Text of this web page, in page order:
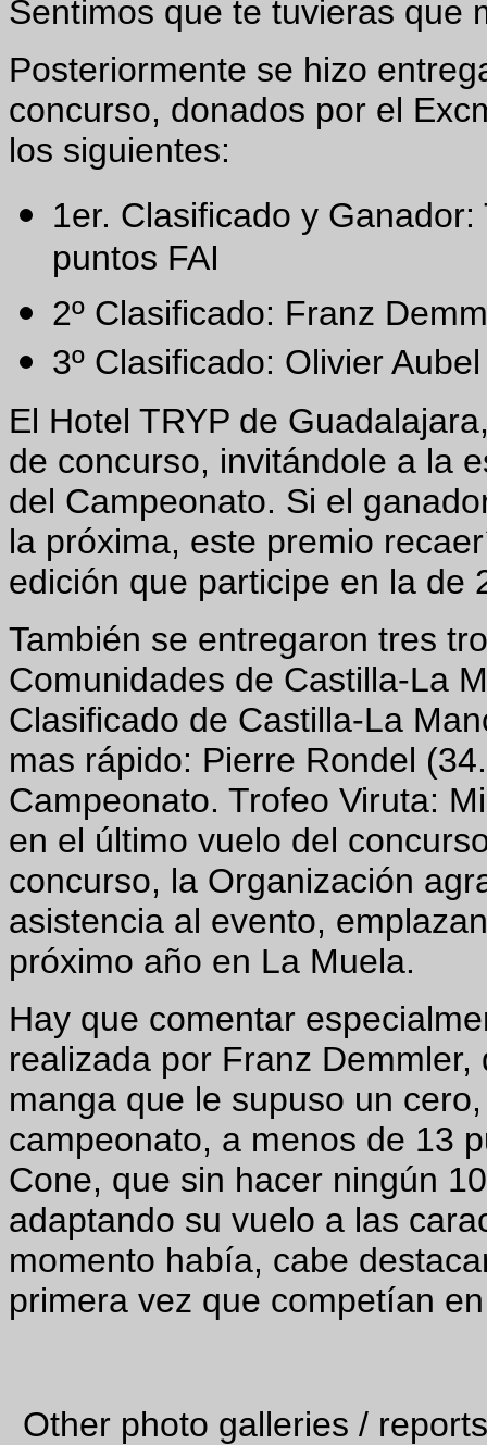
Sentimos que te tuvieras que
Posteriormente se hizo
concurso, donados por el
los siguientes:
1er. Clasificado y
puntos FAI
2º Clasificado: Franz
3º Clasificado: Olivier
El Hotel TRYP de
de concurso, invitándole a la
del Campeonato. Si el
la próxima, este premio
edición que participe en la de
También se entregaron tres
Comunidades de Castilla-La
Clasificado de Castilla-La
mas rápido: Pierre Rondel
Campeonato. Trofeo Viruta:
en el último vuelo del
concurso, la Organización
asistencia al evento,
próximo año en La Muela.
Hay que comentar
realizada por Franz
manga que le supuso un
campeonato, a menos de 13
Cone, que sin hacer ningún
adaptando su vuelo a las
momento había, cabe
primera vez que competían
Other photo galleries /